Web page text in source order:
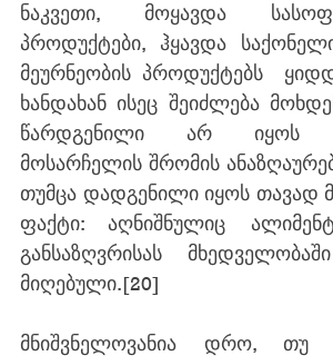
ნაკვეთი, მოყავდა
პროდუქტები, ჰყავდა
მეურნეობის პროდუქტებს
ხანდახან ისეც შეიძლება
წარდგენილი არ იყოს
მოსარჩელის შრომის
თუმცა დადგენილი იყოს თავად
ფაქტი: აღნიშნულიც
განსაზღვრისას
მიღებული.[20]
მნიშვნელოვანია დრო,